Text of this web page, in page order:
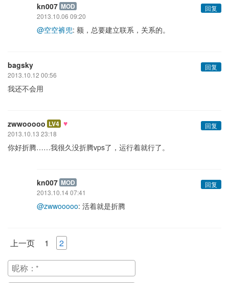
kn007 MOD
回复
2013.10.06 09:20
@空空裤兜: 额，总要建立联系，关系的。
bagsky
回复
2013.10.12 00:56
我还不会用
zwwooooo LV4 ♥
回复
2013.10.13 23:18
你好折腾……我很久没折腾vps了，运行着就行了。
kn007 MOD
回复
2013.10.14 07:41
@zwwooooo: 活着就是折腾
上一页 1 2
昵称：